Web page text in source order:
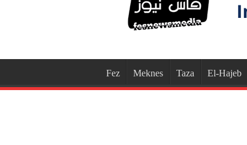
Fez Meknes Taza El-Hajeb